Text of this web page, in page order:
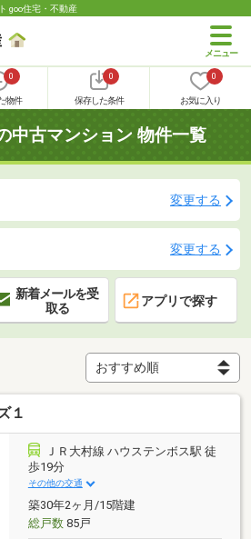
goo住宅・不動産
0
物件
0
保存した条件
0
お気に入り
中古マンション 物件一覧
変更する
変更する
新着メールを受
取る
アプリで探す
１
ＪＲ大村線 ハウステンボス駅 徒
歩19分
その他の交通
築30年2ヶ月/15階建
総戸数85戸